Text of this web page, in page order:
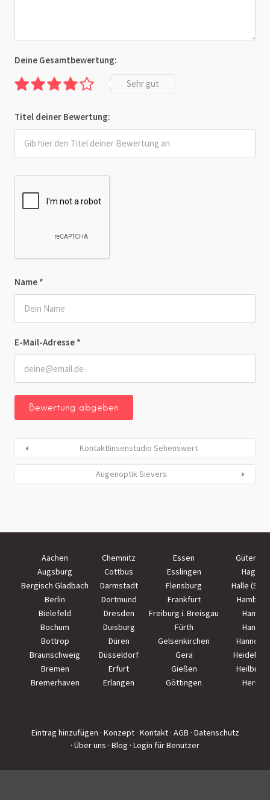
Name *
E-Mail-Adresse *
Deine Gesamtbewertung:
Sehr gut
Titel deiner Bewertung:
Kontaktlinsenstudio Sehenswert
Augenoptik Sievers
Aachen Chemnitz Essen
Augsburg
Cottbus Esslingen
Hagen
Bergisch Gladbach
Darmstadt Flensburg
Halle
Berlin
Dortmund Frankfurt
Hamburg
Bielefeld
Dresden Freiburg i. Breisgau
Hamm
Bochum
Duisburg Fürth
Hanau
Bottrop
Düren Gelsenkirchen
Hannover
Braunschweig
Düsseldorf Gera
Bremen
Erfurt Gießen
Heilbronn
Bremerhaven
Erlangen Göttingen Herne
Eintrag hinzufügen · Konzept · Kontakt · AGB · Datenschutz
· Über uns · Blog · Login für Benutzer